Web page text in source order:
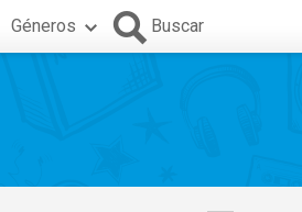
Géneros Buscar